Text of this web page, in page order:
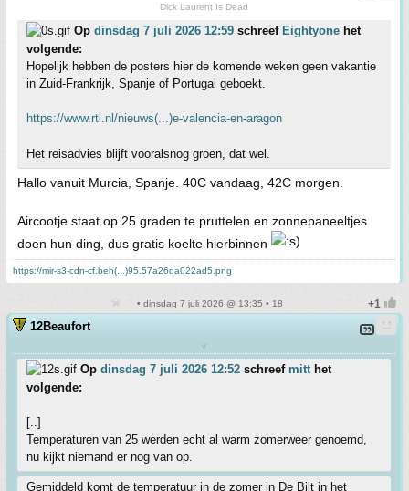
Dick Laurent Is Dead
Op dinsdag 7 juli 2026 12:59 schreef Eightyone het
volgende:
Hopelijk hebben de posters hier de komende weken geen vakantie
in Zuid-Frankrijk, Spanje of Portugal geboekt.
https://www.rtl.nl/nieuws(...)e-valencia-en-aragon
Het reisadvies blijft vooralsnog groen, dat wel.
Hallo vanuit Murcia, Spanje. 40C vandaag, 42C morgen.
Aircootje staat op 25 graden te pruttelen en zonnepaneeltjes
doen hun ding, dus gratis koelte hierbinnen
https://mir-s3-cdn-cf.beh(...)95.57a26da022ad5.png
• dinsdag 7 juli 2026 @ 13:35 • 18
12Beaufort
v
Op dinsdag 7 juli 2026 12:52 schreef mitt het
volgende:
[..]
Temperaturen van 25 werden echt al warm zomerweer genoemd,
nu kijkt niemand er nog van op.
Gemiddeld komt de temperatuur in de zomer in De Bilt in het